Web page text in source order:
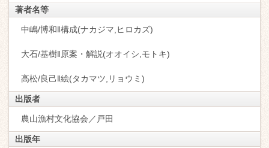
著者名等
中嶋/博和‖構成(ナカジマ,ヒロカズ)
大石/基樹‖原案・解説(オオイシ,モトキ)
高松/良己‖絵(タカマツ,リョウミ)
出版者
農山漁村文化協会／戸田
出版年